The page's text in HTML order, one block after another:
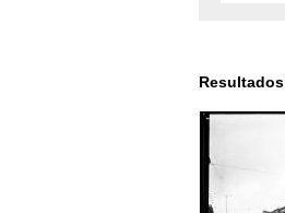
Resultados